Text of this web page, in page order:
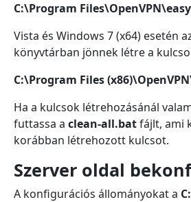
C:\Program
Vista és Windows 7 (x64) esetén
könyvtárban jönnek létre a
C:\Program Files
Ha a kulcsok létrehozásánál
futtassa a clean-all.batfájlt, ami
korábban létrehozott kulcsot.
Szerver oldal
A konfigurációs állományokat a